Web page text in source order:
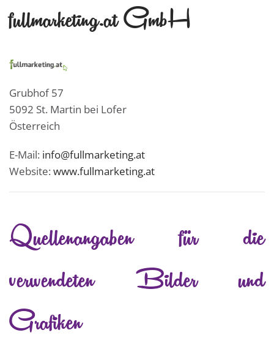
fullmarketing.at GmbH
Grubhof 57
5092 St. Martin bei Lofer
Österreich
E-Mail: info@fullmarketing.at
Website: www.fullmarketing.at
Quellenangaben für die
verwendeten Bilder und
Grafiken